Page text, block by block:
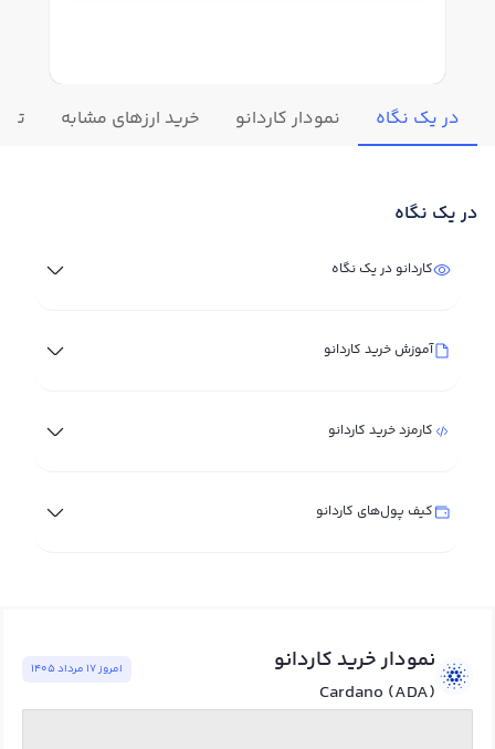
در یک نگاه نمودار کاردانو خرید ارزهای مشابه
در یک نگاه
کاردانو در یک نگاه
آموزش خرید کاردانو
کارمزد خرید کاردانو
کیف پول‌های کاردانو
نمودار خرید کاردانو
Cardano (ADA)
امروز ١٧ مرداد ١٤٠٥